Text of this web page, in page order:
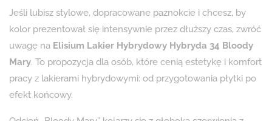
Jeśli lubisz stylowe, dopracowane paznokcie i chcesz, by
kolor prezentował się intensywnie przez dłuższy czas, zwróć
uwagę na Elisium Lakier Hybrydowy Hybryda 34 Bloody
Mary. To propozycja dla osób, które cenią estetykę i komfort
pracy z lakierami hybrydowymi: od przygotowania płytki po
efekt końcowy.